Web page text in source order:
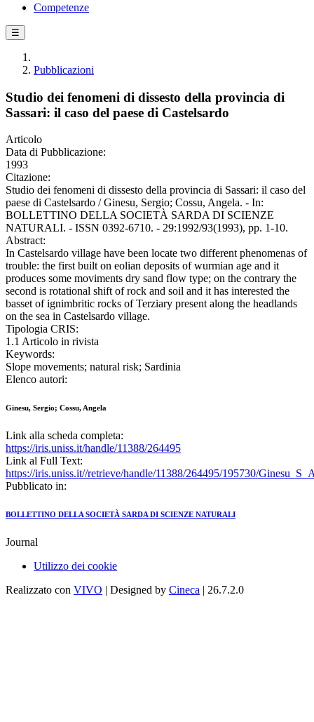
Competenze
☰
Pubblicazioni
Studio dei fenomeni di dissesto della provincia di
Sassari: il caso del paese di Castelsardo
Articolo
Data di Pubblicazione:
1993
Citazione:
Studio dei fenomeni di dissesto della provincia di Sassari: il caso del
paese di Castelsardo / Ginesu, Sergio; Cossu, Angela. - In:
BOLLETTINO DELLA SOCIETÀ SARDA DI SCIENZE
NATURALI. - ISSN 0392-6710. - 29:1992/93(1993), pp. 1-10.
Abstract:
In Castelsardo village have been locate two different phenomenas of
trouble: the first built on eolian deposits of wurmian age and it
produces some moviments dry sand flow type; on the contrary the
second is rotational shift of rock and soil and it has interested the
basset of ignimbritic rocks of Terziary present along the headlands
on the sea in Castelsardo village.
Tipologia CRIS:
1.1 Articolo in rivista
Keywords:
Slope movements; natural risk; Sardinia
Elenco autori:
Ginesu, Sergio; Cossu, Angela
Link alla scheda completa:
https://iris.uniss.it/handle/11388/264495
Link al Full Text:
https://iris.uniss.it//retrieve/handle/11388/264495/195730/
Pubblicato in:
BOLLETTINO DELLA SOCIETÀ SARDA DI SCIENZE NATURALI
Journal
Utilizzo dei cookie
Realizzato con VIVO | Designed by Cineca | 26.7.2.0